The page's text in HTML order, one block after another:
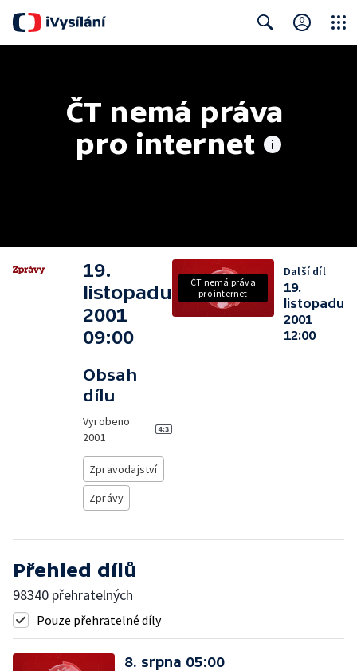
ČT nemá práva
pro internet
19.
listopadu
2001
09:00
Obsah
dílu
Vyrobeno
2001
Zpravodajství
Zprávy
ČT nemá práva
pro internet
Další díl
19.
listopadu
2001
12:00
Přehled dílů
98340 přehratelných
Pouze přehratelné díly
8. srpna 05:00